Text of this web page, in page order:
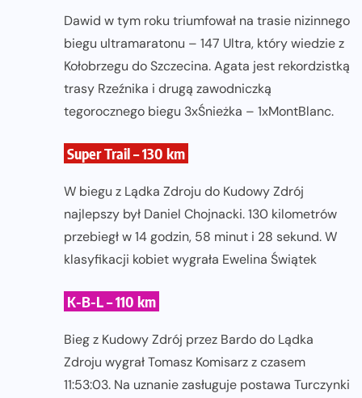
Dawid w tym roku triumfował na trasie nizinnego
biegu ultramaratonu – 147 Ultra, który wiedzie z
Kołobrzegu do Szczecina. Agata jest rekordzistką
trasy Rzeźnika i drugą zawodniczką
tegorocznego biegu 3xŚnieżka – 1xMontBlanc.
Super Trail – 130 km
W biegu z Lądka Zdroju do Kudowy Zdrój
najlepszy był Daniel Chojnacki. 130 kilometrów
przebiegł w 14 godzin, 58 minut i 28 sekund. W
klasyfikacji kobiet wygrała Ewelina Świątek
K-B-L – 110 km
Bieg z Kudowy Zdrój przez Bardo do Lądka
Zdroju wygrał Tomasz Komisarz z czasem
11:53:03. Na uznanie zasługuje postawa Turczynki